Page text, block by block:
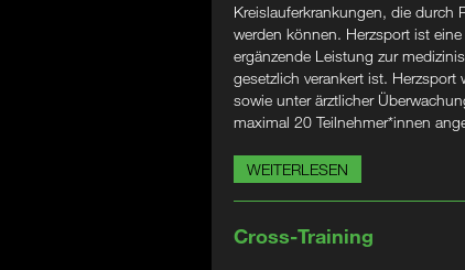
Kreislauferkrankungen, die durch
werden können. Herzsport ist
ergänzende Leistung zur
gesetzlich verankert ist.
sowie unter ärztlicher
maximal 20 Teilnehmer*innen
WEITERLESEN
Cross-Training